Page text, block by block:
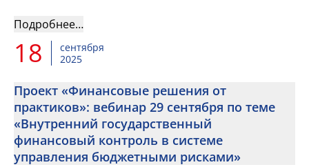
Подробнее…
18
сентября
2025
Проект «Финансовые решения от
практиков»: вебинар 29 сентября по теме
«Внутренний государственный
финансовый контроль в системе
управления бюджетными рисками»